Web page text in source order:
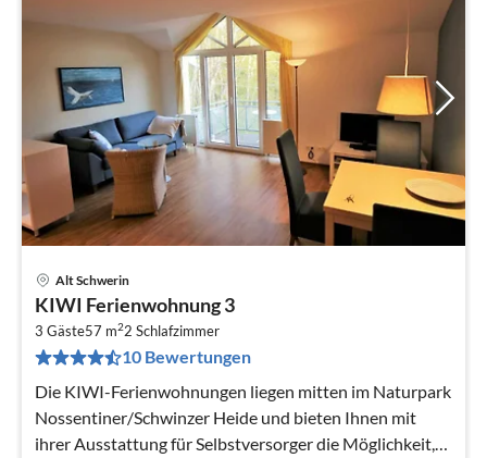
Alt Schwerin
KIWI Ferienwohnung 3
3 Gäste57 m22 Schlafzimmer
10 Bewertungen
Die KIWI-Ferienwohnungen liegen mitten im Naturpark
Nossentiner/Schwinzer Heide und bieten Ihnen mit
ihrer Ausstattung für Selbstversorger die Möglichkeit,